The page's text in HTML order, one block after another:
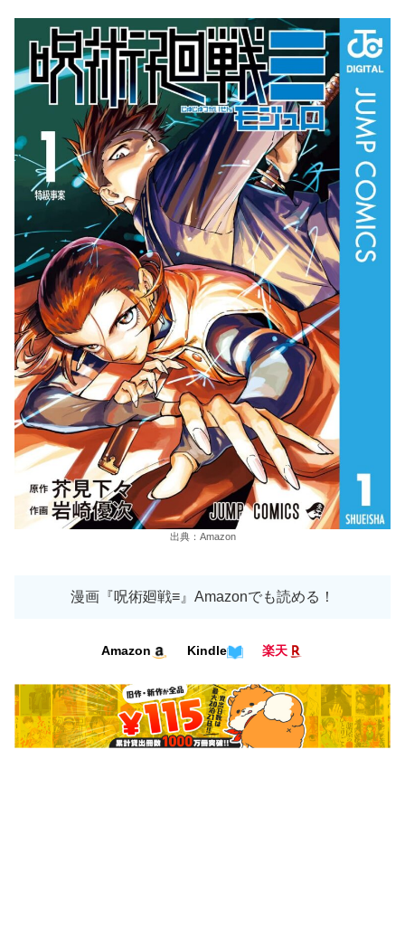
出典：Amazon
漫画『呪術廻戦≡』Amazonでも読める！
Amazon Kindle 楽天